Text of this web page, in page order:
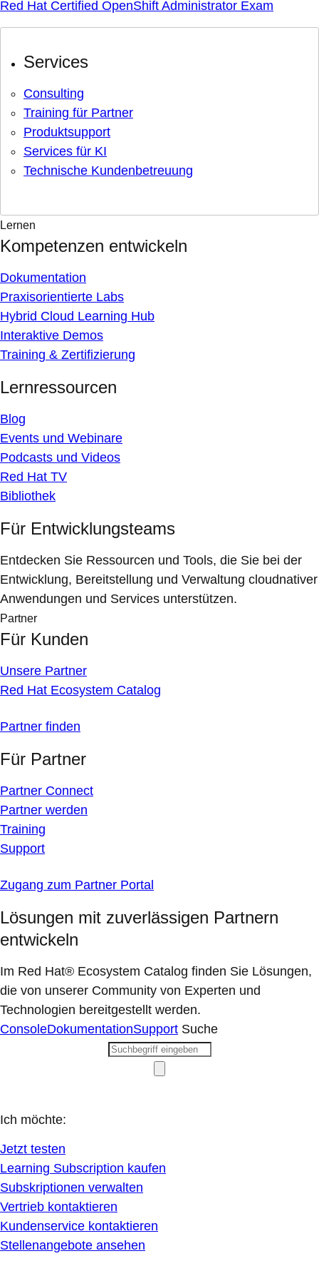
Red Hat Certified OpenShift Administrator Exam
Services
Consulting
Training für Partner
Produktsupport
Services für KI
Technische Kundenbetreuung
Lernen
Kompetenzen entwickeln
Dokumentation
Praxisorientierte Labs
Hybrid Cloud Learning Hub
Interaktive Demos
Training & Zertifizierung
Lernressourcen
Blog
Events und Webinare
Podcasts und Videos
Red Hat TV
Bibliothek
Für Entwicklungsteams
Entdecken Sie Ressourcen und Tools, die Sie bei der
Entwicklung, Bereitstellung und Verwaltung cloudnativer
Anwendungen und Services unterstützen.
Partner
Für Kunden
Unsere Partner
Red Hat Ecosystem Catalog
Partner finden
Für Partner
Partner Connect
Partner werden
Training
Support
Zugang zum Partner Portal
Lösungen mit zuverlässigen Partnern
entwickeln
Im Red Hat® Ecosystem Catalog finden Sie Lösungen,
die von unserer Community von Experten und
Technologien bereitgestellt werden.
ConsoleDokumentationSupport Suche
Ich möchte:
Jetzt testen
Learning Subscription kaufen
Subskriptionen verwalten
Vertrieb kontaktieren
Kundenservice kontaktieren
Stellenangebote ansehen